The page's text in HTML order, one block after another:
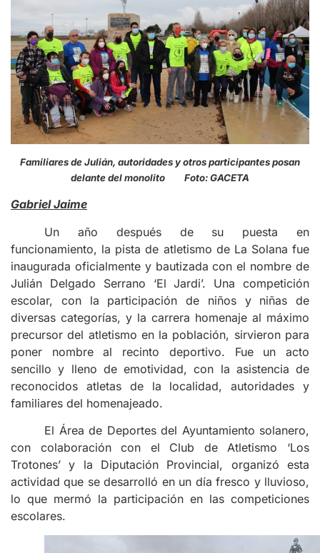
Familiares de Julián, autoridades y otros participantes posan
delante del monolito Foto: GACETA
Gabriel Jaime
Un año después de su puesta en
funcionamiento, la pista de atletismo de La Solana fue
inaugurada oficialmente y bautizada con el nombre de
Julián Delgado Serrano ‘El Jardi’. Una competición
escolar, con la participación de niños y niñas de
diversas categorías, y la carrera homenaje al máximo
precursor del atletismo en la población, sirvieron para
poner nombre al recinto deportivo. Fue un acto
sencillo y lleno de emotividad, con la asistencia de
reconocidos atletas de la localidad, autoridades y
familiares del homenajeado.
El Área de Deportes del Ayuntamiento solanero,
con colaboración con el Club de Atletismo ‘Los
Trotones’ y la Diputación Provincial, organizó esta
actividad que se desarrolló en un día fresco y lluvioso,
lo que mermó la participación en las competiciones
escolares.